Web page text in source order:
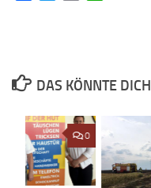
DAS KÖNNTE
0